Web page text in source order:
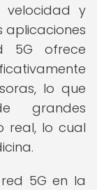
y
aplicaciones
5G ofrece
lo que
grandes
real, lo cual
5G en la